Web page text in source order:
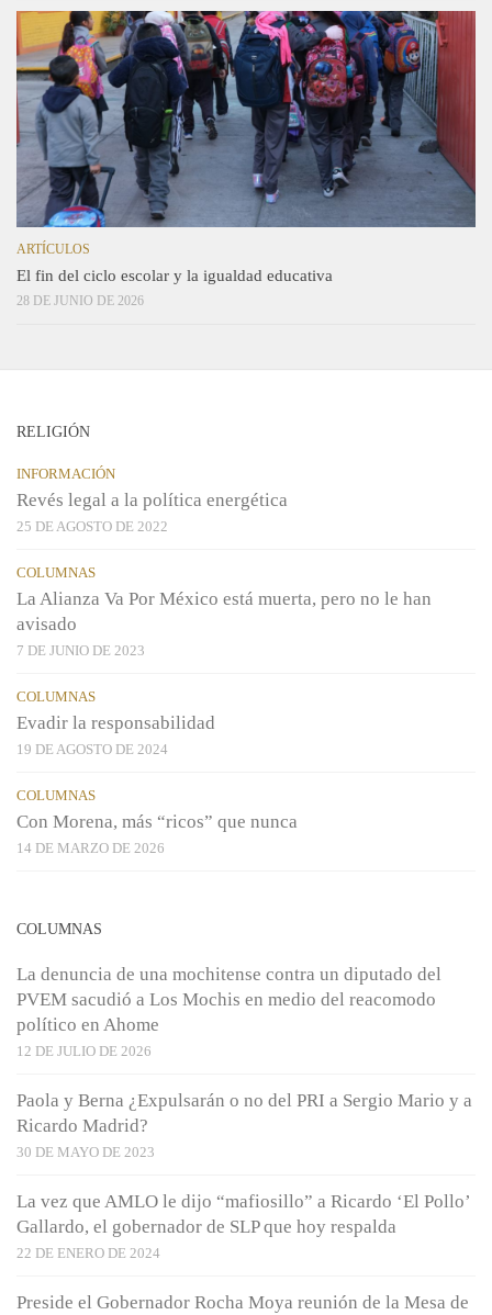
ARTÍCULOS
El fin del ciclo escolar y la igualdad educativa
28 DE JUNIO DE 2026
RELIGIÓN
INFORMACIÓN
Revés legal a la política energética
25 DE AGOSTO DE 2022
COLUMNAS
La Alianza Va Por México está muerta, pero no le han
avisado
7 DE JUNIO DE 2023
COLUMNAS
Evadir la responsabilidad
19 DE AGOSTO DE 2024
COLUMNAS
Con Morena, más “ricos” que nunca
14 DE MARZO DE 2026
COLUMNAS
La denuncia de una mochitense contra un diputado del
PVEM sacudió a Los Mochis en medio del reacomodo
político en Ahome
12 DE JULIO DE 2026
Paola y Berna ¿Expulsarán o no del PRI a Sergio Mario y a
Ricardo Madrid?
30 DE MAYO DE 2023
La vez que AMLO le dijo “mafiosillo” a Ricardo ‘El Pollo’
Gallardo, el gobernador de SLP que hoy respalda
22 DE ENERO DE 2024
Preside el Gobernador Rocha Moya reunión de la Mesa de